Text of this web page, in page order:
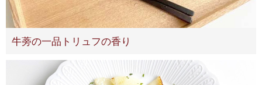
牛蒡の一品トリュフの香り